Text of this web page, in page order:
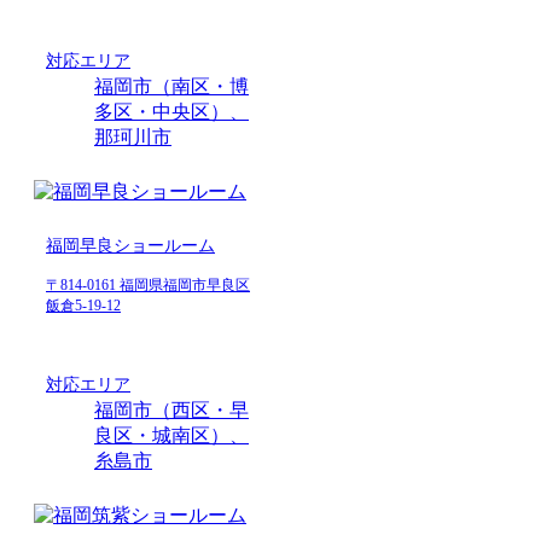
対応エリア
福岡市（南区・博
多区・中央区）、
那珂川市
福岡早良ショールーム
〒814-0161 福岡県福岡市早良区
飯倉5-19-12
対応エリア
福岡市（西区・早
良区・城南区）、
糸島市